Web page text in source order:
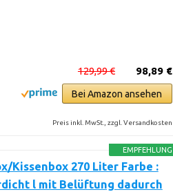
98,89 €
129,99 €
Bei Amazon ansehen
Preis inkl. MwSt., zzgl. Versandkosten
EMPFEHLUNG
Kissenbox 270 Liter Farbe :
l mit Belüftung dadurch